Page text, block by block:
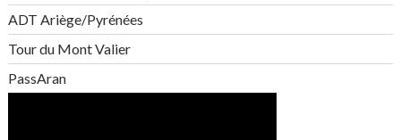
ADT Ariège/Pyrénées
Tour du Mont Valier
PassAran